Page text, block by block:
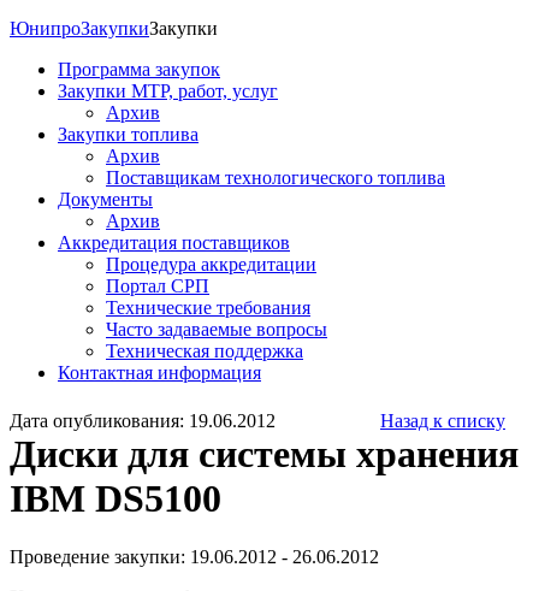
ЮнипроЗакупкиЗакупки
Программа закупок
Закупки МТР, работ, услуг
Архив
Закупки топлива
Архив
Поставщикам технологического топлива
Документы
Архив
Аккредитация поставщиков
Процедура аккредитации
Портал СРП
Технические требования
Часто задаваемые вопросы
Техническая поддержка
Контактная информация
Дата опубликования: 19.06.2012 Назад к списку
Диски для системы хранения
IBM DS5100
Проведение закупки: 19.06.2012 - 26.06.2012